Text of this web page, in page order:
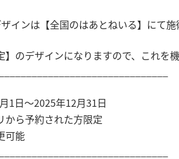
インは【全国のはあとねいる】にて施
】のデザインになりますので、これ
1日〜2025年12月31日
から予約された方限定
可能